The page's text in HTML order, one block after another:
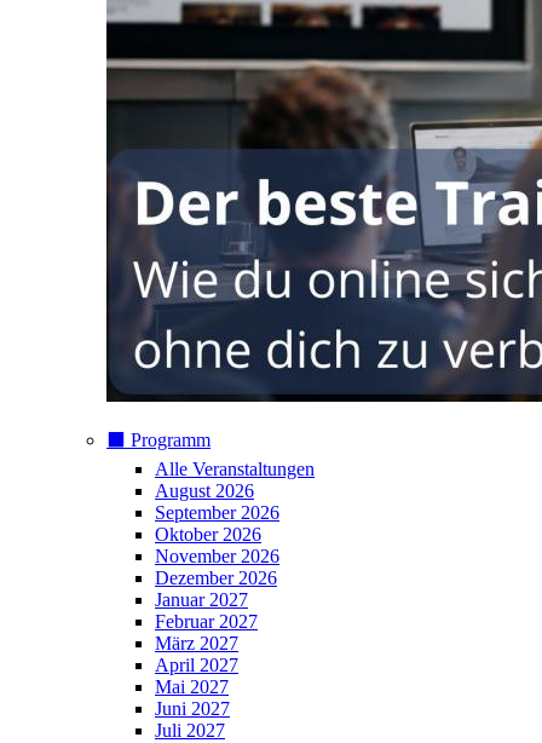
⬛️ Programm
Alle Veranstaltungen
August 2026
September 2026
Oktober 2026
November 2026
Dezember 2026
Januar 2027
Februar 2027
März 2027
April 2027
Mai 2027
Juni 2027
Juli 2027